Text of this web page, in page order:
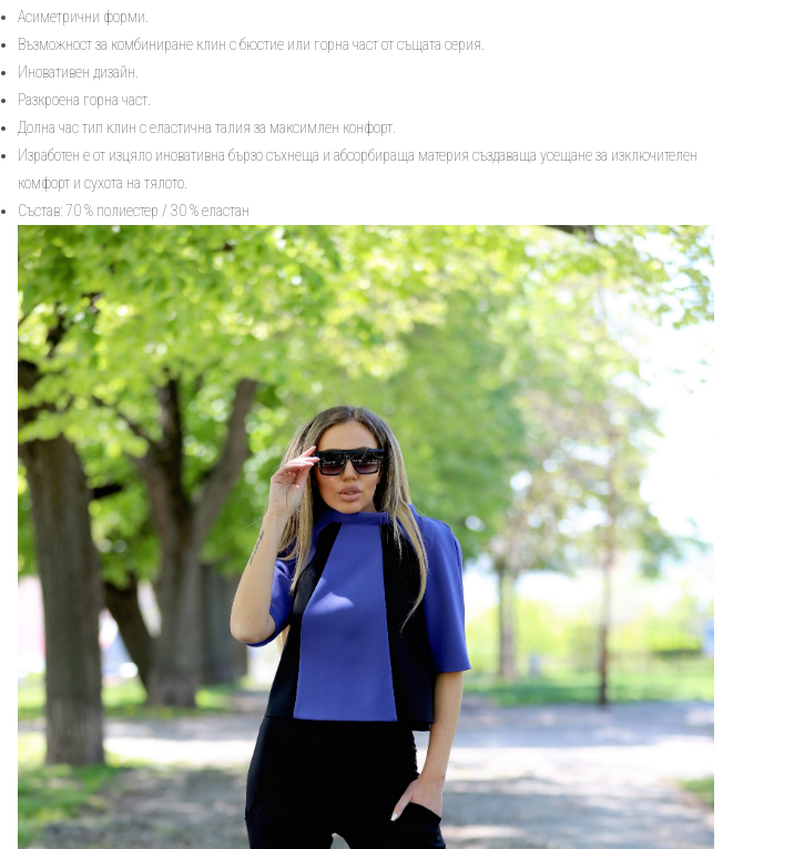
горна
част
Shape
Асиметрични форми.
Възможност за комбиниране клин с бюстие или горна част от същата серия.
Иновативен дизайн.
Разкроена горна част.
Долна час тип клин с еластична талия за максимлен конфорт.
Изработен е от изцяло иновативна бързо съхнеща и абсорбираща материя създаваща усещане за изключителен
комфорт и сухота на тялото.
Състав: 70 % полиестер / 30 % еластан